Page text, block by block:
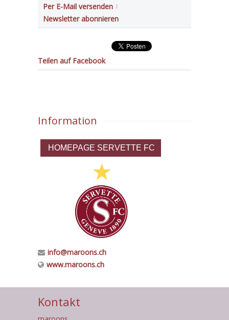
Per E-Mail versenden
Newsletter abonnieren
Teilen auf Facebook
Information
HOMEPAGE SERVETTE FC
info@maroons.ch
www.maroons.ch
Kontakt